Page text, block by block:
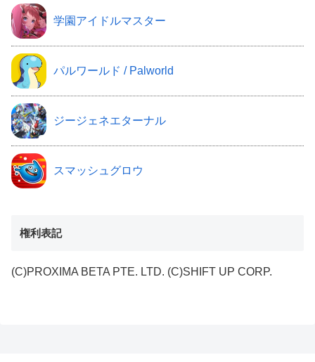
学園アイドルマスター
パルワールド / Palworld
ジージェネエターナル
スマッシュグロウ
権利表記
(C)PROXIMA BETA PTE. LTD. (C)SHIFT UP CORP.